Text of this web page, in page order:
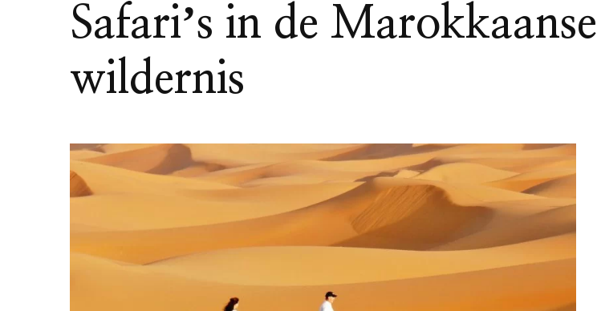
Safariʼs in de Marokkaanse
wildernis